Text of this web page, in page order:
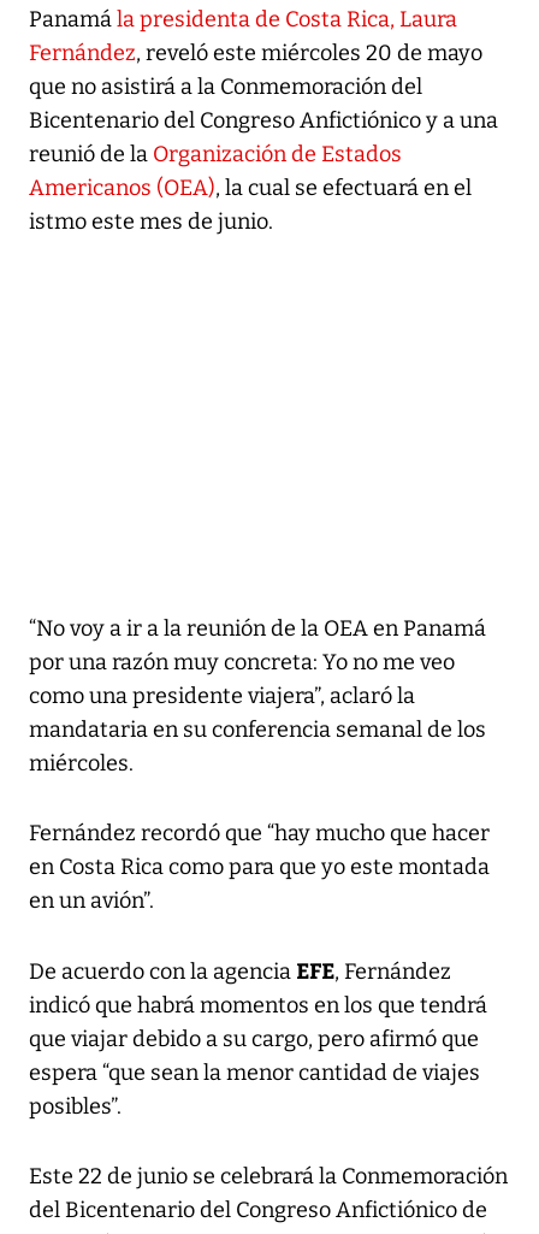
Panamála presidenta de Costa Rica, Laura
Fernández, reveló este miércoles 20 de mayo
que no asistirá a la Conmemoración del
Bicentenario del Congreso Anfictiónico y a una
reunió de la Organización de Estados
Americanos (OEA), la cual se efectuará en el
istmo este mes de junio.
“No voy a ir a la reunión de la OEA en Panamá
por una razón muy concreta: Yo no me veo
como una presidente viajera”, aclaró la
mandataria en su conferencia semanal de los
miércoles.
Fernández recordó que “hay mucho que hacer
en Costa Rica como para que yo este montada
en un avión”.
De acuerdo con la agencia EFE, Fernández
indicó que habrá momentos en los que tendrá
que viajar debido a su cargo, pero afirmó que
espera “que sean la menor cantidad de viajes
posibles”.
Este 22 de junio se celebrará la Conmemoración
del Bicentenario del Congreso Anfictiónico de